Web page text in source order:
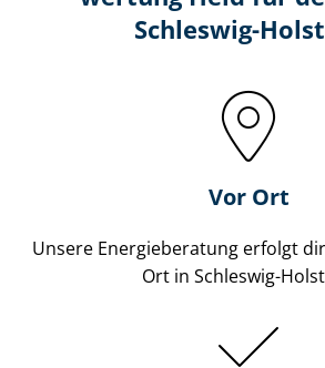
Schleswig-
Vor Ort
Unsere Energieberatung erfolgt
Ort in Schleswig-